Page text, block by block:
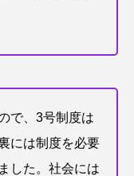
で、3号制度は
には制度を必要
した。社会には